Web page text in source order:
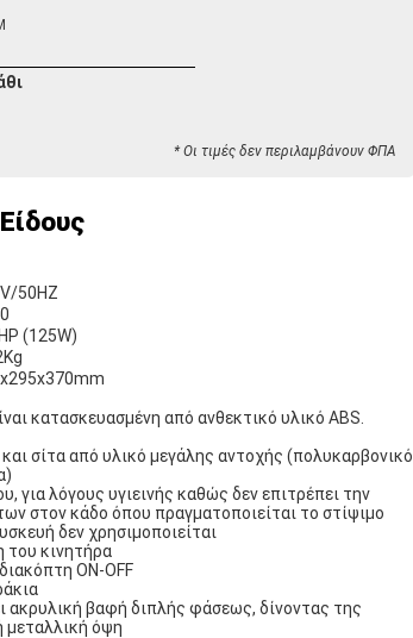
* Οι τιμές δεν περιλαμβάνουν ΦΠΑ
50HZ
(125W)
κατασκευασμένη από ανθεκτικό υλικό ABS.
σίτα από υλικό μεγάλης αντοχής (πολυκαρβονικό
για λόγους υγιεινής καθώς δεν επιτρέπει την
στον κάδο όπου πραγματοποιείται το στίψιμο
δεν χρησιμοποιείται
του κινητήρα
ON-OFF
ακρυλική βαφή διπλής φάσεως, δίνοντας της
μεταλλική όψη